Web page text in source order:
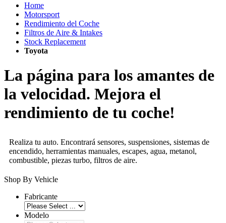
Home
Motorsport
Rendimiento del Coche
Filtros de Aire & Intakes
Stock Replacement
Toyota
La página para los amantes de
la velocidad. Mejora el
rendimiento de tu coche!
Realiza tu auto. Encontrará sensores, suspensiones, sistemas de
encendido, herramientas manuales, escapes, agua, metanol,
combustible, piezas turbo, filtros de aire.
Shop By Vehicle
Fabricante
Modelo